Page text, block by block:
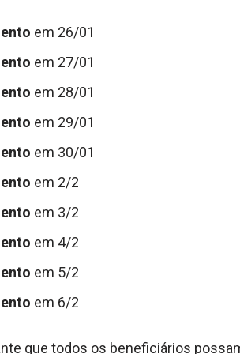
em 26/01
em 27/01
em 28/01
em 29/01
em 30/01
em 2/2
em 3/2
em 4/2
em 5/2
em 6/2
que todos os beneficiários